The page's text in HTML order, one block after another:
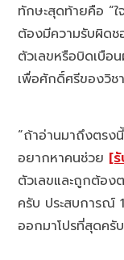
ทักษะสุดท้ายคือ “
ต้องมีความรับผิดช
ตัวเลขหรือบิดเบือ
เพื่อศักดิ์ศรีของวิช
“ถ้าอ่านมาถึงตร
อยากหาคนช่วย [
ตัวเลขและถูกต้อง
ครับ ประสบการณ์
ออกมาโปรที่สุดครั